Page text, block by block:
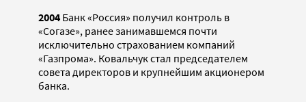
2004 Банк «Россия» получил контроль в
«Согазе», ранее занимавшемся почти
исключительно страхованием компаний
«Газпрома». Ковальчук стал председателем
совета директоров и крупнейшим акционером
банка.